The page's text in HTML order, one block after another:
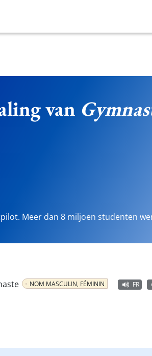
van
Meer dan 8 miljoen studenten
NOM MASCULIN, FÉMININ FR